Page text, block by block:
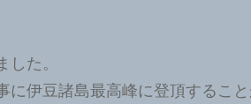
た。
伊豆諸島最高峰に登頂すること